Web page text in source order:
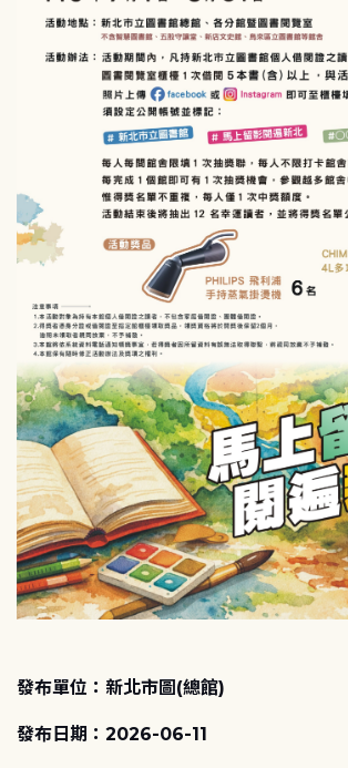
發布單位：新北市圖(總館)
發布日期：2026-06-11